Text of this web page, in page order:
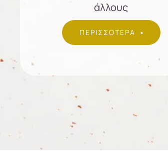
άλλους
ΠΕΡΙΣΣΟΤΕΡΑ